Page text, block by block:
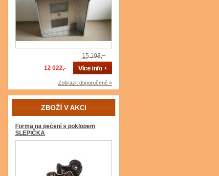
15 103,-
12 022,-
Zobrazit doporučené »
ZBOŽÍ V AKCI
Forma na pečení s poklopem
SLEPIČKA